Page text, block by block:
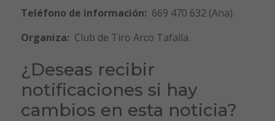
Teléfono de información: 669 470 632 (Ana).
Organiza: Club de Tiro Arco Tafalla.
¿Deseas recibir
notificaciones si hay
cambios en esta noticia?